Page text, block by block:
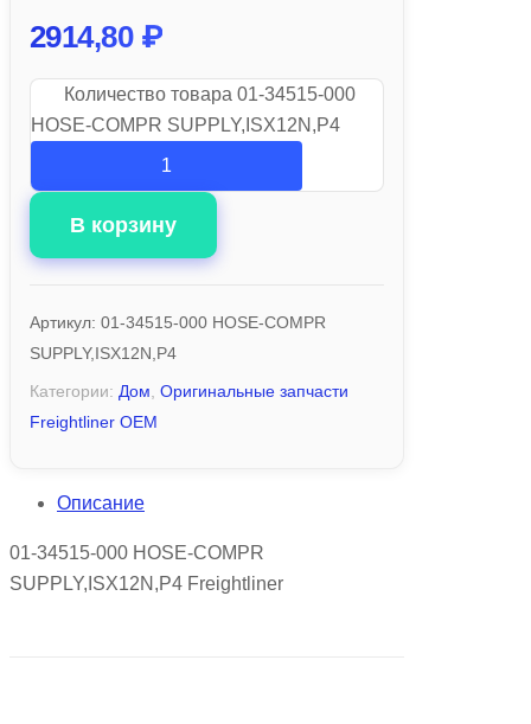
2914,80 ₽
Количество товара 01-34515-000
HOSE-COMPR SUPPLY,ISX12N,P4
В корзину
Артикул: 01-34515-000 HOSE-COMPR
SUPPLY,ISX12N,P4
Категории: Дом Оригинальные запчасти
Freightliner OEM
Описание
01-34515-000 HOSE-COMPR
SUPPLY,ISX12N,P4 Freightliner